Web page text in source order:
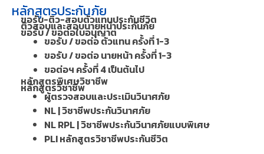
หลักสูตรประกันภัย
ขอรับ-ติว-สอบตัวแทนประกันชีวิต
ติวสอบและสอบนายหน้าประกันภัย
ขอรับ / ขอต่อใบอนุญาต
ขอรับ / ขอต่อ ตัวแทน ครั้งที่ 1-3
ขอรับ / ขอต่อ นายหน้า ครั้งที่ 1-3
ขอต่อฯ ครั้งที่ 4 เป็นต้นไป
หลักสูตรพิเศษวิชาชีพ
หลักสูตรวิชาชีพ
ผู้ตรวจสอบและประเมินวินาศภัย
NL | วิชาชีพประกันวินาศภัย
NL RPL | วิชาชีพประกันวินาศภัยแบบพิเศษ
PLI หลักสูตรวิชาชีพประกันชีวิต